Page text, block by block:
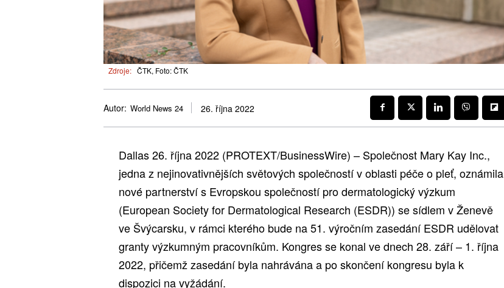
Zdroje: ČTK, Foto: ČTK
Autor: World News 24 26. října 2022
Dallas 26. října 2022 (PROTEXT/BusinessWire) – Společnost Mary Kay Inc.,
jedna z nejinovativnějších světových společností v oblasti péče o pleť, oznámila
nové partnerství s Evropskou společností pro dermatologický výzkum
(European Society for Dermatological Research (ESDR)) se sídlem v Ženevě
ve Švýcarsku, v rámci kterého bude na 51. výročním zasedání ESDR udělovat
granty výzkumným pracovníkům. Kongres se konal ve dnech 28. září – 1. října
2022, přičemž zasedání byla nahrávána a po skončení kongresu byla k
dispozici na vyžádání.